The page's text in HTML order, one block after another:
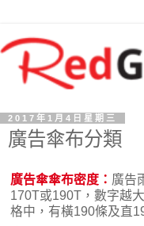
2017年1月4日星期三
廣告傘布分類
廣告傘傘布密度： 廣告
170T或190T，數字越
格中，有橫190條及直